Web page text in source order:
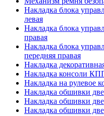
Накладка блока
левая
Накладка блока
правая
Накладка блока
передняя правая
Накладка
Накладка консоли
Накладка на рулевое
Накладка обшивки
Накладка обшивки
Накладка обшивки